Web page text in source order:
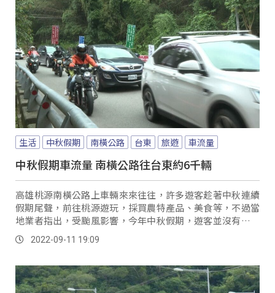
生活 中秋假期 南橫公路 台東 旅遊 車流量
中秋假期車流量 南橫公路往台東約6千輛
高雄桃源南橫公路上車輛來來往往，許多遊客趁著中秋連續
假期尾聲，前往桃源遊玩，採買農特產品、美食等，不過當
地業者指出，受颱風影響，今年中秋假期，遊客並沒有以往
來的多。
2022-09-11 19:09